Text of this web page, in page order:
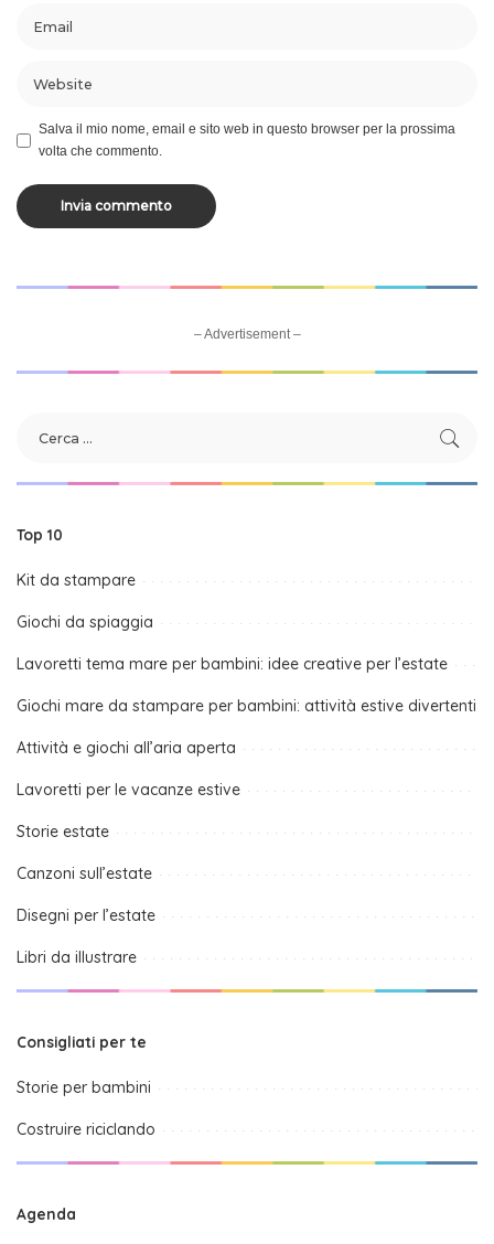
Salva il mio nome, email e sito web in questo browser per la prossima
volta che commento.
– Advertisement –
Top 10
Kit da stampare
Giochi da spiaggia
Lavoretti tema mare per bambini: idee creative per l’estate
Giochi mare da stampare per bambini: attività estive divertenti
Attività e giochi all’aria aperta
Lavoretti per le vacanze estive
Storie estate
Canzoni sull’estate
Disegni per l’estate
Libri da illustrare
Consigliati per te
Storie per bambini
Costruire riciclando
Agenda